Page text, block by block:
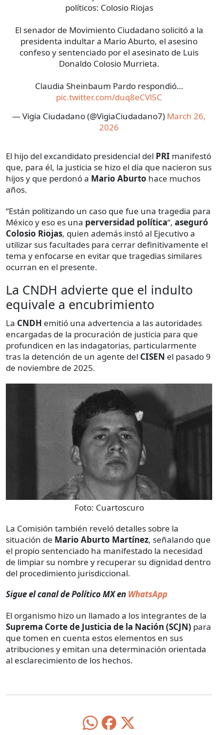
políticos: Colosio Riojas
El senador de Movimiento Ciudadano solicitó a la
presidenta indultar a Mario Aburto, el asesino
confeso y sentenciado por el asesinato de Luis
Donaldo Colosio Murrieta.
Claudia Sheinbaum Pardo respondió…
pic.twitter.com/duq8eCVl5C
— Vigia Ciudadano (@VigiaCiudadano7) March 26,
2026
El hijo del excandidato presidencial del PRI manifestó
que, para él, la justicia se hizo el día que nacieron sus
hijos y que perdonó a Mario Aburto hace muchos
años.
“Están politizando un caso que fue una tragedia para
México y eso es una perversidad política“, aseguró
Colosio Riojas, quien además instó al Ejecutivo a
utilizar sus facultades para cerrar definitivamente el
tema y enfocarse en evitar que tragedias similares
ocurran en el presente.
La CNDH advierte que el indulto
equivale a encubrimiento
La CNDH emitió una advertencia a las autoridades
encargadas de la procuración de justicia para que
profundicen en las indagatorias, particularmente
tras la detención de un agente del CISEN el pasado 9
de noviembre de 2025.
Foto: Cuartoscuro
La Comisión también reveló detalles sobre la
situación de Mario Aburto Martínez, señalando que
el propio sentenciado ha manifestado la necesidad
de limpiar su nombre y recuperar su dignidad dentro
del procedimiento jurisdiccional.
Sigue el canal de Político MX en WhatsApp
El organismo hizo un llamado a los integrantes de la
Suprema Corte de Justicia de la Nación (SCJN) para
que tomen en cuenta estos elementos en sus
atribuciones y emitan una determinación orientada
al esclarecimiento de los hechos.